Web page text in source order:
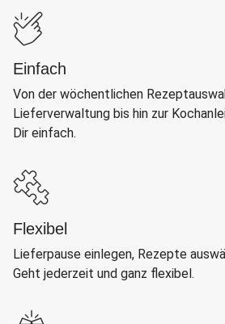
Einfach
Von der wöchentlichen
Lieferverwaltung bis hin zur
Dir einfach.
Flexibel
Lieferpause einlegen, Rezepte
Geht jederzeit und ganz flexibel.